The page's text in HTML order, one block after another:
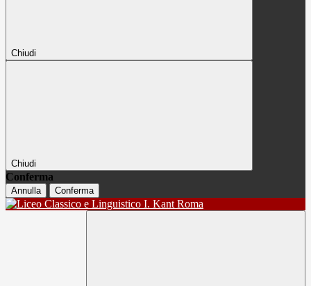
Chiudi
Chiudi
Conferma
Annulla Conferma